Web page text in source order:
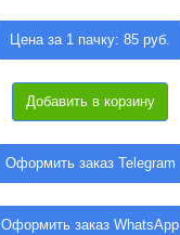
Цена за 1 пачку: 85 руб.
Добавить в корзину
Оформить заказ Telegram
Оформить заказ WhatsApp